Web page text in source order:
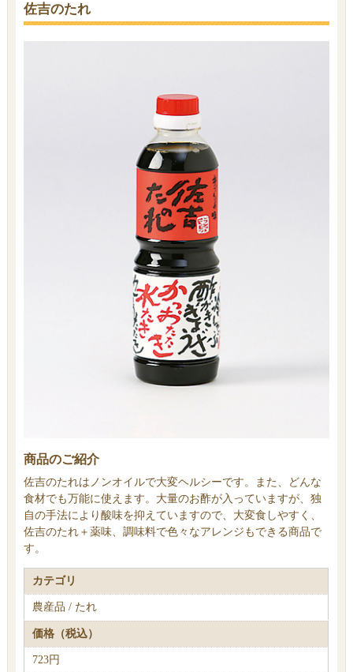
佐吉のたれ
商品のご紹介
佐吉のたれはノンオイルで大変ヘルシーです。また、どんな
食材でも万能に使えます。大量のお酢が入っていますが、独
自の手法により酸味を抑えていますので、大変食しやすく、
佐吉のたれ＋薬味、調味料で色々なアレンジもできる商品で
す。
カテゴリ
農産品 / たれ
価格（税込）
723円